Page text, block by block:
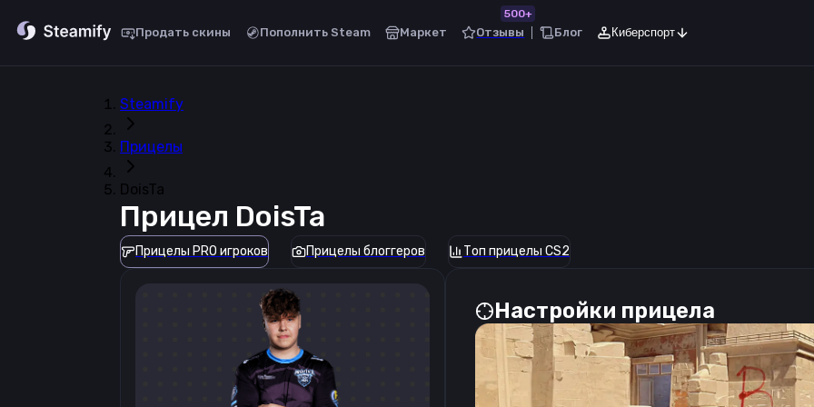
Продать скины Пополнить Steam Маркет Отзывы
500+
Блог Киберспорт
Steamify
Прицелы
DoisTa
Прицел DoisTa
Прицелы PRO игроков Прицелы блоггеров Топ прицелы CS2
Настройки прицела